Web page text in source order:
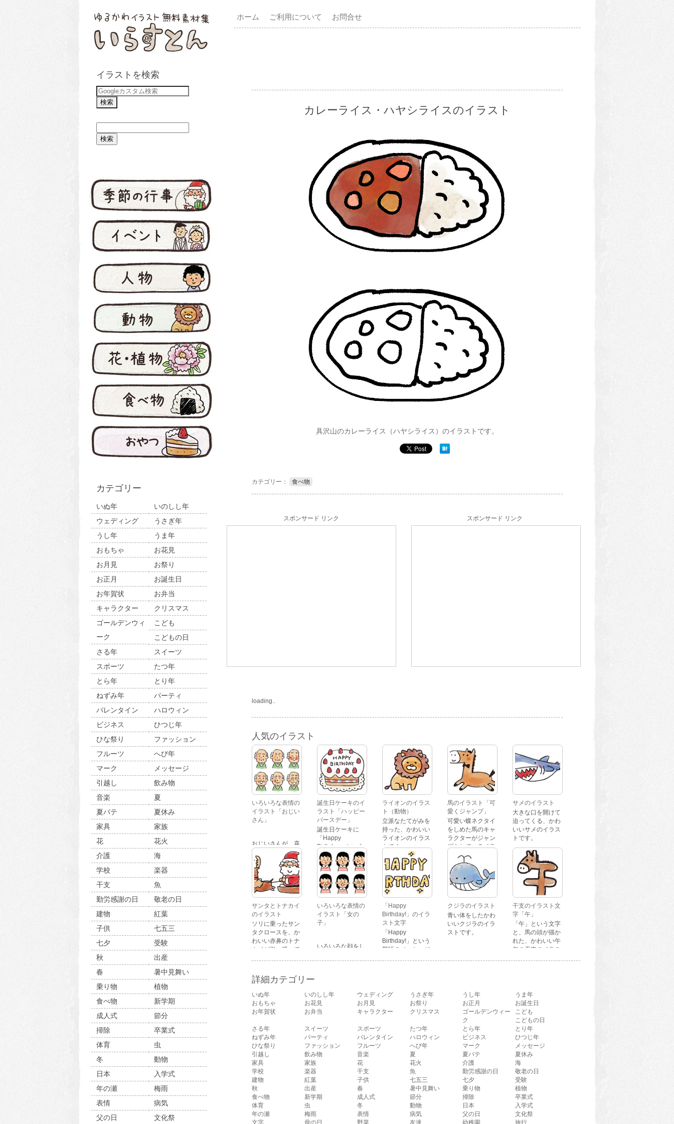
イラストを検索
カテゴリー
いぬ年
いのしし年
ウェディング
うさぎ年
うし年
うま年
おもちゃ
お花見
お月見
お祭り
お正月
お誕生日
お年賀状
お弁当
キャラクター
クリスマス
ゴールデンウィ
ーク
こども
こどもの日
さる年
スイーツ
スポーツ
たつ年
とら年
とり年
ねずみ年
パーティ
バレンタイン
ハロウィン
ビジネス
ひつじ年
ひな祭り
ファッション
フルーツ
へび年
マーク
メッセージ
引越し
飲み物
音楽
夏
夏バテ
夏休み
家具
家族
花
花火
介護
海
学校
楽器
干支
魚
勤労感謝の日
敬老の日
建物
紅葉
子供
七五三
七夕
受験
秋
出産
春
暑中見舞い
乗り物
植物
食べ物
新学期
成人式
節分
掃除
卒業式
体育
虫
冬
動物
日本
入学式
年の瀬
梅雨
表情
病気
父の日
文化祭
ホーム ご利用について お問合せ
カレーライス・ハヤシライスのイラスト
具沢山のカレーライス（ハヤシライス）のイラストです。
カテゴリー： 食べ物
スポンサード リンク スポンサード リンク
loading..
人気のイラスト
いろいろな表情の
イラスト「おじい
さん」
おじいさんが、喜
怒哀楽たくさんの
表情をしているイ
ラストです。 通常
の顔・怒っている
顔・泣いている
顔・照れている
顔・笑っている
顔・驚いている
顔・困っている顔
があります。
誕生日ケーキのイ
ラスト「ハッピー
バースデー」
誕生日ケーキに
「Happy
Birthday」という
文字が描かれた、
かわいい苺のケー
キのイラストで
す。
ライオンのイラス
ト（動物）
立派なたてがみを
持った、かわいい
ライオンのイラス
トです。
馬のイラスト「可
愛くジャンプ」
可愛い蝶ネクタイ
をしめた馬のキャ
ラクターがジャン
プをしているイラ
ストです。
サメのイラスト
大きな口を開けて
迫ってくる、かわ
いいサメのイラス
トです。
サンタとトナカイ
のイラスト
ソリに乗ったサン
タクロースを、か
わいい赤鼻のトナ
カイが引っ張って
いろいろな表情の
イラスト「女の
子」
いろいろな顔をし
いる顔・笑ってい
る顔・驚いている
顔・困っている顔
「Happy
Birthday!」のイラ
スト文字
「Happy
Birthday!」という
英語のメッセージ
クジラのイラスト
青い体をしたかわ
いいクジラのイラ
ストです。
干支のイラスト文
字「午」
「午」という文字
と、馬の頭が描か
れた、かわいい午
年の干支のイラス
詳細カテゴリー
いぬ年 いのしし年 ウェディング うさぎ年 うし年
うま年
おもちゃ
お花見 お月見 お祭り お正月
お誕生日
お年賀状
お弁当 キャラクター クリスマス
ゴールデンウィー
ク
こども
こどもの日
さる年
スイーツ スポーツ たつ年 とら年
とり年
ねずみ年
パーティ バレンタイン ハロウィン ビジネス
ひつじ年
ひな祭り
ファッション フルーツ へび年 マーク
メッセージ
引越し
飲み物 音楽 夏 夏バテ
夏休み
家具
家族 花 花火 介護
海
学校
楽器 干支 魚 勤労感謝の日
敬老の日
建物
紅葉 子供 七五三 七夕
受験
秋
出産 春 暑中見舞い 乗り物
植物
食べ物
新学期 成人式 節分 掃除
卒業式
体育
虫 冬 動物 日本
入学式
年の瀬
梅雨 表情 病気 父の日
文化祭
文字
母の日 野菜 友達 幼稚園 旅行